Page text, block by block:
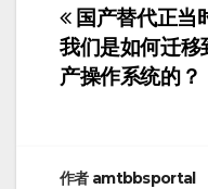
文
章
航
国产替代正当
我们是如何迁移
产操作系统的？
作者 amtbbsportal